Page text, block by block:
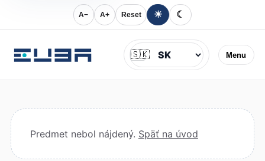
A− A+ Reset ☀ ☾
Menu
Jazyk
🇸🇰
Predmet nebol nájdený. Späť na úvod